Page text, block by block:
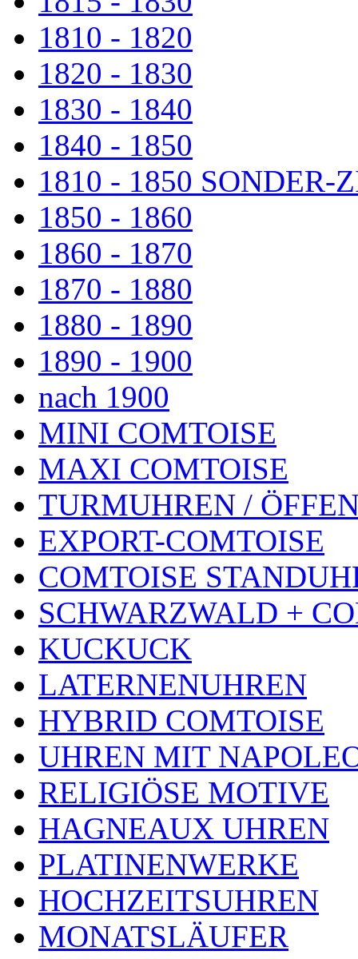
1810 - 1820
1820 - 1830
1830 - 1840
1840 - 1850
1810 - 1850 SONDER-
1850 - 1860
1860 - 1870
1870 - 1880
1880 - 1890
1890 - 1900
nach 1900
MINI COMTOISE
MAXI COMTOISE
TURMUHREN /
EXPORT-COMTOISE
COMTOISE
SCHWARZWALD +
KUCKUCK
LATERNENUHREN
HYBRID COMTOISE
UHREN MIT
RELIGIÖSE MOTIVE
HAGNEAUX UHREN
PLATINENWERKE
HOCHZEITSUHREN
MONATSLÄUFER